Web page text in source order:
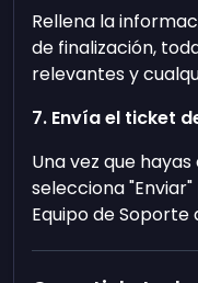
Rellena la
de finalización,
relevantes y
7. Envía el ticket
Una vez que
selecciona
Equipo de Soporte